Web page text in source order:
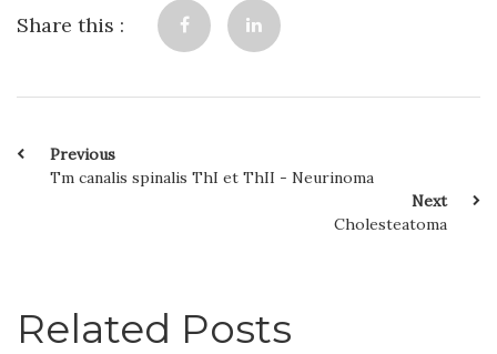
Share this :
Previous
Tm canalis spinalis ThI et ThII - Neurinoma
Next
Cholesteatoma
Related Posts